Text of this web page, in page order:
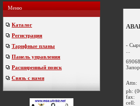
Меню
Каталог
Регистрация
Тарифные планы
Панель управления
Расширенный поиск
Связь с нами
-
Attn:
ph:
fax:
cell: